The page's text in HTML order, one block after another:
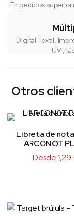
En pedidos
Digital Textil,
UVI,
Otros
Libreta de
ARCONOT
Desde1,29